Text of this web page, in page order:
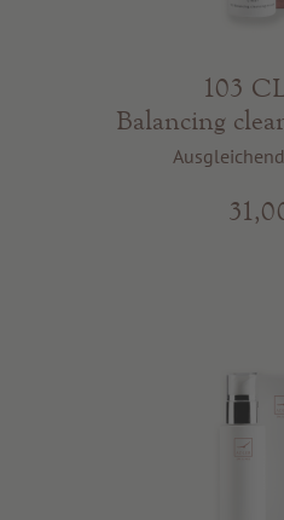
103
Balancing